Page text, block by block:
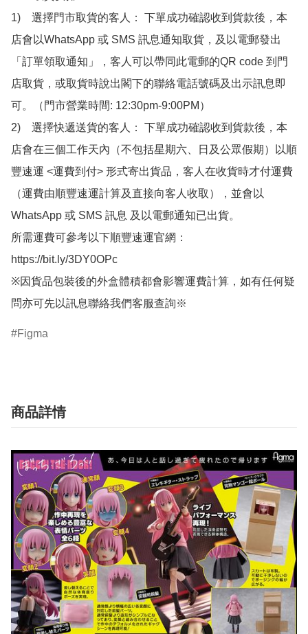
1)　選擇門市取貨的客人： 下單成功確認收到貨款後，本
店會以WhatsApp 或 SMS 訊息通知取貨，及以電郵發出
「訂單領取通知」，客人可以帶同此電郵的QR code 到門
店取貨，或取貨時說出閣下的聯絡電話號碼及出示訊息即
可。（門市營業時間: 12:30pm-9:00PM）
2)　選擇快遞送貨的客人： 下單成功確認收到貨款後，本
店會在三個工作天內（不包括星期六、日及公眾假期）以順
豐速運 <運費到付> 形式寄出貨品，客人在收貨時才付運費
（運費由順豐速運計算及直接向客人收取），並會以
WhatsApp 或 SMS 訊息 及以電郵通知已出貨。
所需運費可參考以下順豐速運官網：
https://bit.ly/3DY0OPc
※因貨品包裝後的外盒體積都會影響運費計算，如有任何疑
問亦可先以訊息聯絡我們客服查詢※
Figma
商品詳情